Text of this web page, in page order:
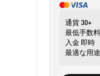
通貨30+
最低手数料
入金 即時
最適な用途